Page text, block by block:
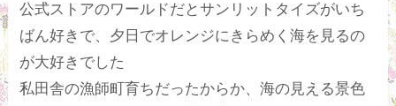
公式ストアのワールドだとサンリットタイズがいち
ばん好きで、夕日でオレンジにきらめく海を見るの
が大好きでした
私田舎の漁師町育ちだったからか、海の見える景色